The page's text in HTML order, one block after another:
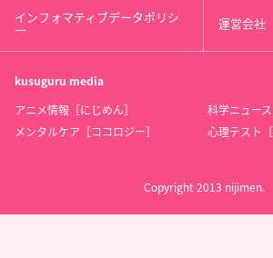
インフォマティブデータポリシ
ー 運営会社
kusuguru media
アニメ情報［にじめん］
科学ニュー
メンタルケア［ココロジー］
心理テスト［
Copyright 2013 nijimen.